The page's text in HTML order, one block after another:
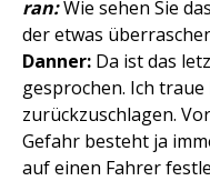
ran:Wie sehen Sie
der etwas
Danner: Da ist das
gesprochen. Ich
zurückzuschlagen.
Gefahr besteht ja
auf einen Fahrer